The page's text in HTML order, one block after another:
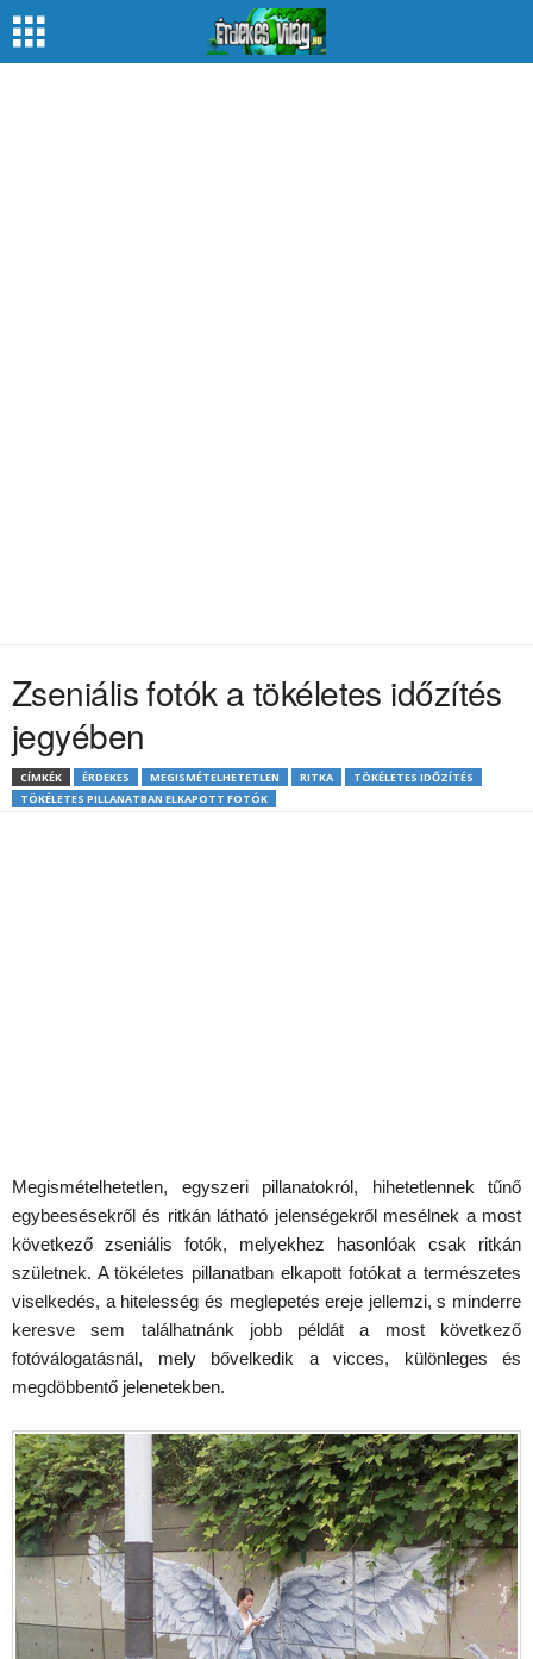
Zseniális fotók a tökéletes időzítés
jegyében
CÍMKÉK ÉRDEKES MEGISMÉTELHETETLEN RITKA
TÖKÉLETES IDŐZÍTÉS
TÖKÉLETES PILLANATBAN ELKAPOTT FOTÓK
Megismételhetetlen, egyszeri pillanatokról, hihetetlennek tűnő
egybeesésekről és ritkán látható jelenségekről mesélnek a most
következő zseniális fotók, melyekhez hasonlóak csak ritkán
születnek. A tökéletes pillanatban elkapott fotókat a természetes
viselkedés, a hitelesség és meglepetés ereje jellemzi, s minderre
keresve sem találhatnánk jobb példát a most következő
fotóválogatásnál, mely bővelkedik a vicces, különleges és
megdöbbentő jelenetekben.